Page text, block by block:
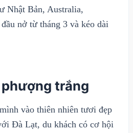
Nhật Bản, Australia,
nở từ tháng 3 và kéo dài
trắng
vào thiên nhiên tươi đẹp
Đà Lạt, du khách có cơ hội